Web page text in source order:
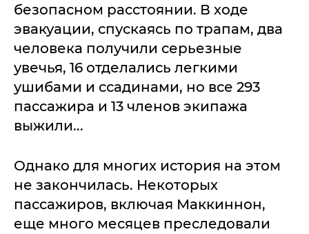
безопасном расстоянии. В ходе
эвакуации, спускаясь по трапам, два
человека получили серьезные
увечья, 16 отделались легкими
ушибами и ссадинами, но все 293
пассажира и 13 членов экипажа
выжили...
Однако для многих история на этом
не закончилась. Некоторых
пассажиров, включая Маккиннон,
еще много месяцев преследовали